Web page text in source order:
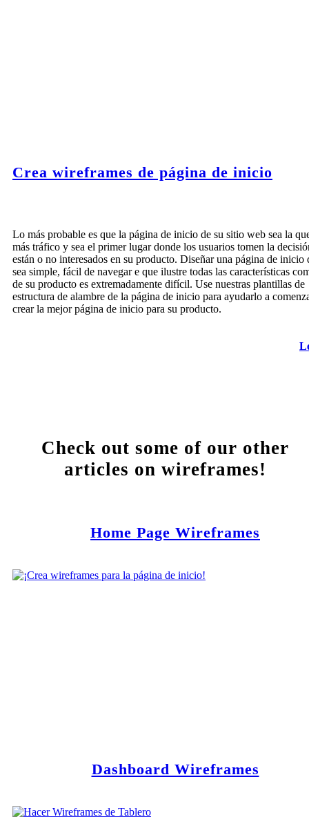
Crea wireframes de página de inicio
Lo más probable es que la página de inicio de su sitio web sea la
más tráfico y sea el primer lugar donde los usuarios tomen la
están o no interesados en su producto. Diseñar una página de inicio
sea simple, fácil de navegar e que ilustre todas las características
de su producto es extremadamente difícil. Use nuestras plantillas de
estructura de alambre de la página de inicio para ayudarlo a
crear la mejor página de inicio para su producto.
Check out some of our other
articles on wireframes!
Home Page Wireframes
Dashboard Wireframes